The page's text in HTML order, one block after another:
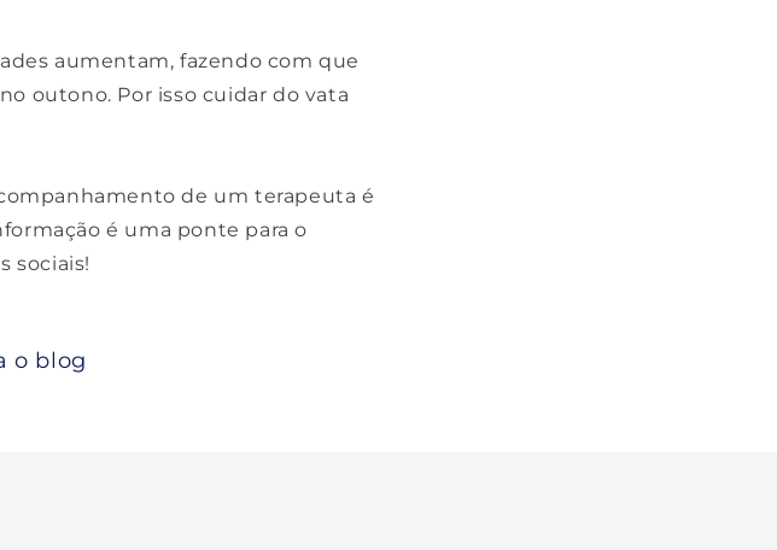
aumentam, fazendo com que
outono. Por isso cuidar do vata
de um terapeuta é
é uma ponte para o
sociais!
o blog